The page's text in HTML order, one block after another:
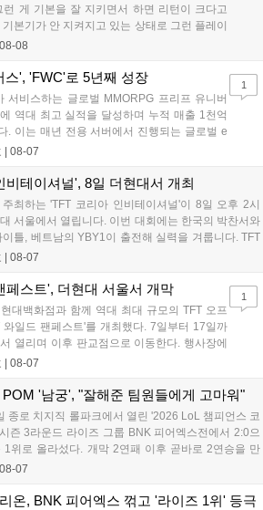
런 게 기본을 잘 지키면서 하면 리턴이 크다고
본기가 안 지켜지고 있는 상태로 그런 플레이
팀적으로 안 좋은 사고가 계속 많이 났던 것
아(LCK)'...
08-08
스', 'FWC'로 5년째 성장
서비스하는 글로벌 MMORPG 프리프 유니버
역대 최고 실적을 달성하며 누적 매출 1천억
. 이는 매년 전용 서버에서 진행되는 글로벌 e
영향이 큽니다. FWC는 이용자가 동일한 조
이용자 지표가 대폭 상승하는 성과를 냈습니
핀 마닐라에서 총상금 11만 달러 규모의 제4회
널이 개최될 예정이며, 위메이드커넥트는 이를
의 장기 성장 모델을 지속할 방침입니다....
08-07
1
비테이셔널', 8일 더현대서 개최
최하는 'TFT 코리아 인비테이셔널'이 8일 오후 2시
서울에서 열립니다. 이번 대회에는 한국의 박찬서와
틀, 베트남의 YBY1이 출전해 실력을 겨룹니다. TFT
자격으로 참가하는 독특한 대회 구조를 가지며, 누
이번 행사는 신규 세트 체험과 공연 등 다양한 즐길
이후 현대백화점 판교점에서도 행사가 이어질 예정입
스베이거스 오픈이 개최됩니다....
08-07
페스트', 더현대 서울서 개막
대백화점과 함께 역대 최대 규모의 TFT 오프
와일드 팬페스트'를 개최했다. 7일부터 17일까
열리며 이후 판교점으로 이동한다. 행사장에
대 존이 마련됐으며 8일 오후 2시 인비테이셔
정이 준비되어 있다. 사전 예약은 조기 마감될
있다....
08-07
1
'남궁', "잘해준 팀원들에게 고마워"
종로 치지직 롤파크에서 열린 '2026 LoL 챔피언스 코
즌 3라운드 라이즈 그룹 BNK 피어엑스전에서 2:0으
1위로 올라섰다. 개막 2연패 이후 곧바로 2연승을 만
4라운드에 대한 기대감을 올렸다. 다음은 이날 데뷔
08-07
온, BNK 피어엑스 꺾고 '라이즈 1위' 등극